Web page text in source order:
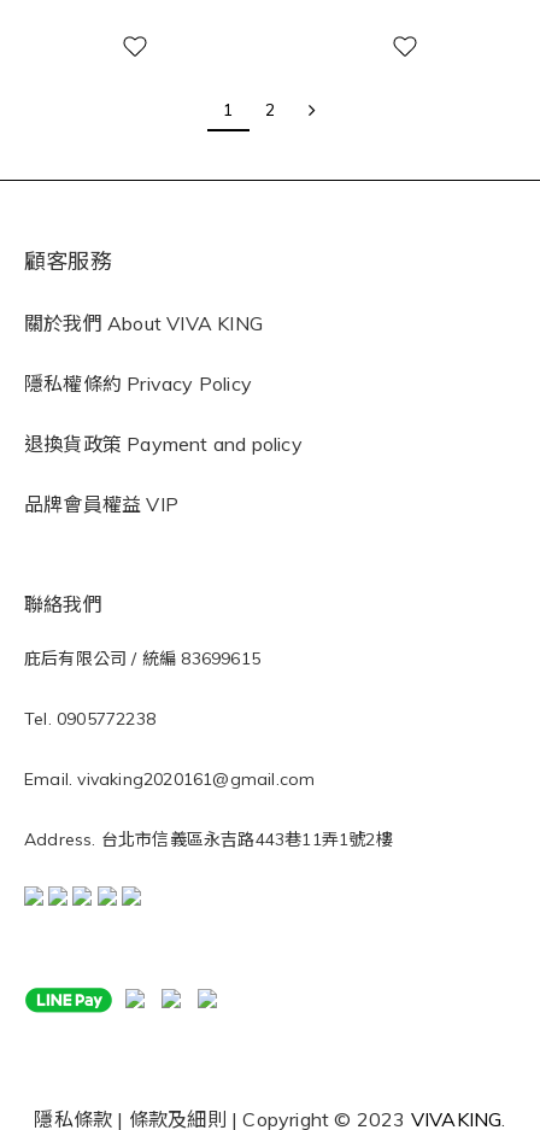
1 2
顧客服務
關於我們 About VIVA KING
隱私權條約 Privacy Policy
退換貨政策 Payment and policy
品牌會員權益 VIP
聯絡我們
庇后有限公司 / 統編 83699615
Tel. 0905772238
Email. vivaking2020161@gmail.com
Address. 台北市信義區永吉路443巷11弄1號2樓
隱私條款 | 條款及細則 | Copyright © 2023 VIVAKING